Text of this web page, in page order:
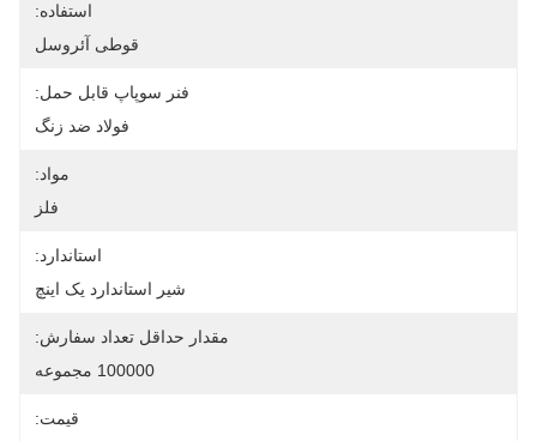
استفاده:
قوطی آئروسل
فنر سوپاپ قابل حمل:
فولاد ضد زنگ
مواد:
فلز
استاندارد:
شیر استاندارد یک اینچ
مقدار حداقل تعداد سفارش:
100000 مجموعه
قیمت: